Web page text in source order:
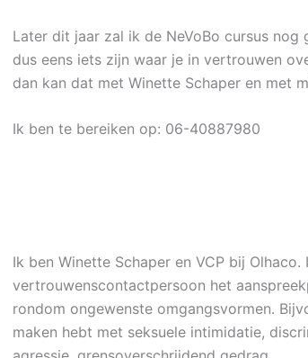
Later dit jaar zal ik de NeVoBo cursus nog
dus eens iets zijn waar je in vertrouwen
dan kan dat met Winette Schaper en met
Ik ben te bereiken op: 06-40887980
Ik ben Winette Schaper en VCP bij Olhaco.
vertrouwenscontactpersoon het
rondom ongewenste omgangsvormen.
maken hebt met seksuele intimidatie,